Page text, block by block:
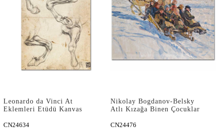
Leonardo da Vinci At
Eklemleri Etüdü Kanvas
CN24634
Nikolay Bogdanov-Belsky
Atlı Kızağa Binen Çocuklar
CN24476